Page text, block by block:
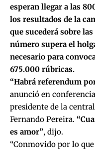
esperan llegar a las
los resultados de la
que sucederá sobre
número supera el
necesario para
675.000 rúbricas.
“Habrá referendum
anunció en
presidente de la
Fernando Pereira.
es amor”, dijo.
“Conmovido por lo